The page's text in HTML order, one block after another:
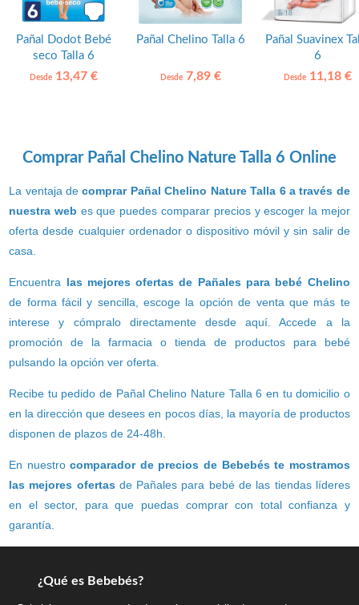
Pañal Dodot Bebé
seco Talla 6
Desde13,47 €
Pañal Chelino Talla 6
Desde7,89 €
Pañal Suavinex
6
Desde11,18 €
Comprar Pañal Chelino Nature Talla 6 Online
La ventaja decomprar Pañal Chelino Nature Talla 6 a través de
nuestra web es que puedes comparar precios y escoger la mejor
oferta desde cualquier ordenador o dispositivo móvil y sin salir de
casa.
Encuentra las mejores ofertas de Pañales para bebé Chelino
de forma fácil y sencilla, escoge la opción de venta que más te
interese y cómpralo directamente desde aquí. Accede a la
promoción de la farmacia o tienda de productos para bebé
pulsando la opción ver oferta.
Recibe tu pedido de Pañal Chelino Nature Talla 6 en tu domicilio o
en la dirección que desees en pocos días, la mayoría de productos
disponen de plazos de 24-48h.
En nuestrocomparador de precios de Bebebés te mostramos
las mejores ofertasde Pañales para bebé de las tiendas líderes
en el sector, para que puedas comprar con total confianza y
garantía.
¿Qué es Bebebés?